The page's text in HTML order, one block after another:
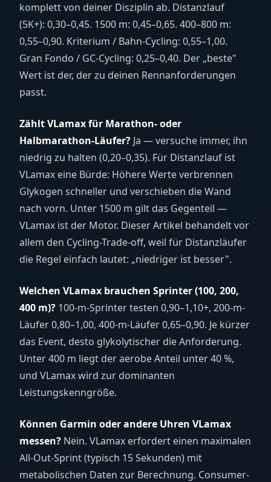
komplett von deiner Disziplin ab. Distanzlauf
(5K+): 0,30–0,45. 1500 m: 0,45–0,65. 400–800 m:
0,55–0,90. Kriterium / Bahn-Cycling: 0,55–1,00.
Gran Fondo / GC-Cycling: 0,25–0,40. Der „beste"
Wert ist der, der zu deinen Rennanforderungen
passt.
Zählt VLamax für Marathon- oder
Halbmarathon-Läufer? Ja — versuche immer, ihn
niedrig zu halten (0,20–0,35). Für Distanzlauf ist
VLamax eine Bürde: Höhere Werte verbrennen
Glykogen schneller und verschieben die Wand
nach vorn. Unter 1500 m gilt das Gegenteil —
VLamax ist der Motor. Dieser Artikel behandelt vor
allem den Cycling-Trade-off, weil für Distanzläufer
die Regel einfach lautet: „niedriger ist besser".
Welchen VLamax brauchen Sprinter (100, 200,
400 m)? 100-m-Sprinter testen 0,90–1,10+, 200-m-
Läufer 0,80–1,00, 400-m-Läufer 0,65–0,90. Je kürzer
das Event, desto glykolytischer die Anforderung.
Unter 400 m liegt der aerobe Anteil unter 40 %,
und VLamax wird zur dominanten
Leistungskenngröße.
Können Garmin oder andere Uhren VLamax
messen? Nein. VLamax erfordert einen maximalen
All-Out-Sprint (typisch 15 Sekunden) mit
metabolischen Daten zur Berechnung. Consumer-